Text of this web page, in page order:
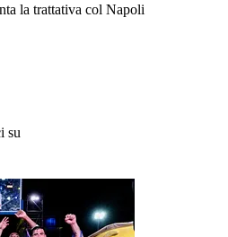
la trattativa col Napoli
su